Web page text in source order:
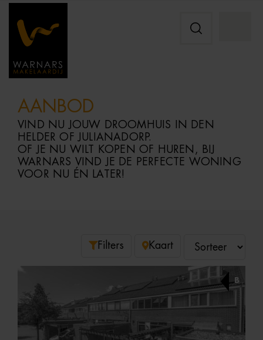
AANBOD
VIND NU JOUW DROOMHUIS IN DEN
HELDER OF JULIANADORP.
OF JE NU WILT KOPEN OF HUREN, BIJ
WARNARS VIND JE DE PERFECTE WONING
VOOR NU ÉN LATER!
Filters Kaart
B